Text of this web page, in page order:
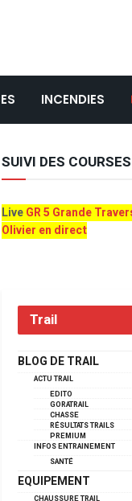
INCENDIES
SUIVI DES
LiveGR 5 Grande
Olivier en direct
Trail
BLOG DE TRAIL
ACTU TRAIL
EDITO
GORATRAIL
CHASSE
RÉSULTATS TRAILS
PREMIUM
INFOS ENTRAINEMENT
SANTÉ
EQUIPEMENT